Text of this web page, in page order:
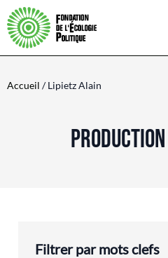
Accueil / Lipietz Alain
Filtrer par mots clefs